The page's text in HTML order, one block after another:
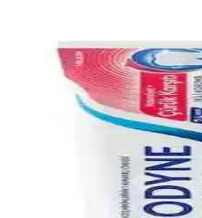
Doğal içerik, katkısız
Sağlıklı Gülüşler İçin
özel içeriklerle diş eti sağlığını
Seçenekleri ve
diş minesini güçlendirir